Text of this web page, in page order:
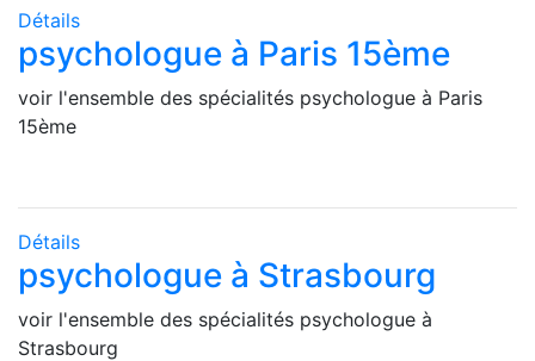
Détails
psychologue à Paris 15ème
voir l'ensemble des spécialités psychologue à Paris
15ème
Détails
psychologue à Strasbourg
voir l'ensemble des spécialités psychologue à
Strasbourg